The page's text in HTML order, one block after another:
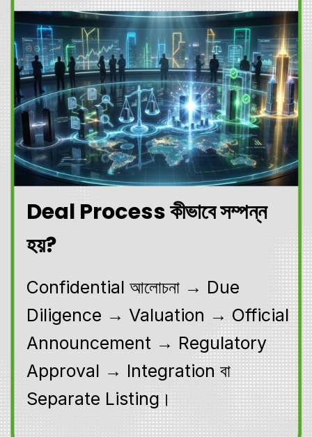
Deal Process কীভাবে সম্পন্ন
হয়?
Confidential আলোচনা → Due
Diligence → Valuation → Official
Announcement → Regulatory
Approval → Integration বা
Separate Listing।